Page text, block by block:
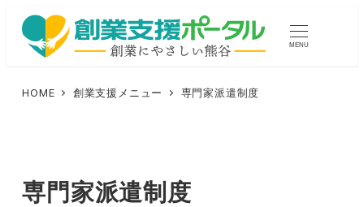
MENU
HOME 創業支援メニュー 専門家派遣制度
専門家派遣制度